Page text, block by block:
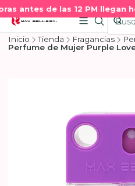
antes de las 12 PM llegan
Inicio Tienda Fragancias
Perfume de Mujer Purple